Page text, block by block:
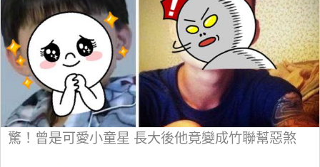
驚！曾是可愛小童星 長大後他竟變成竹聯幫惡煞